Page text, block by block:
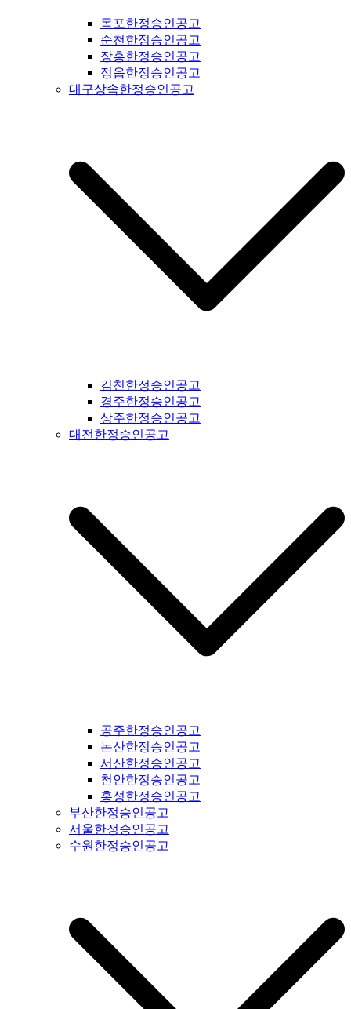
마포구신문공고 #은평구신문공고 #강북구신문공고 #도봉구신
문공고 #노원구신문공고 #중랑구신문공고 #강원도신문공고 #
철원군신문공고 #양구군신문공고 #인제군신문공고 #고성군신
문공고 #속초신문공고 #양양신문공고 #홍천신문공고 #화천신
문공고 #춘천신문공고 #횡성신문공고 #원주신문공고 #평창신
산신문공고 #음성신문공고 #진천신문공고 #증평신문공고 #청
주신문공고 #보은신문공고 #옥천신문공고 #영동신문공고 #오
창신문공고 #충남신문공고 #충청남도신문공고 #태안신문공고
#서산신문공고 #당진신문공고 #홍성신문공고 #예산신문공고 #
아산신문공고 #천안신문공고 #청양신문공고 #안면도신문공고
#보령신문공고 #부여신문공고 #서천신문공고 #논산신문공고 #
계룡신문공고 #공주신문공고 #금산신문공고 #덕산신문공고 #
정안신문공고 #공주신문공고 #안면도신문공고 #대전신문공고
#전라북도신문공고 #전북신문공고 #군산신문공고 #익산신문
공고 #완주신문공고 #김제신문공고 #전주신문공고 #진안신문
신문공고 #담양신문공고 #곡성신문공고 #구례신문공고 #하동
신문공고 #순천신문공고 #여수신문공고 #고흥신문공고 #완도
신문공고 #해남신문공고 #강진신문공고 #장흥신문공고 #영암
신문공고 #광주신문공고 #무안신문공고 #함평신문공고 #신안
상주신문공고 #의성신문공고 #청송신문공고 #영덕신문공고 #
군위신문공고 #김천신문공고 #구미신문공고 #칠곡신문공고 #
성주신문공고 #포항신문공고 #영천신문공고 #경주신문공고 #
경산신문공고 #청도신문공고 #고령신문공고 #대구신문공고 #
울주신문공고 #울산신문공고 #부산신문공고 #기장신문공고 #
거창신문공고 #합천신문공고 #창녕신문공고 #밀양신문공고 #
창원신문공고 #김해신문공고 #의령신문공고 #진주신문공고 #
하동신문공고 #사천신문공고 #고성신문공고 #거제신문공고 #
통영신문공고 #남해신문공고 #서귀포신문공고 #제주도신문공
고 #경기도일간지공고 #연천군일간지공고 #포천시일간지공고
양시일간지공고 #의왕시일간지공고 #과천시일간지공고 #성남
시일간지공고 #경기도광주일간지공고 #광주시일간지공고 #양
평군일간지공고 #여주시일간지공고 #이천시일간지공고 #용인
시일간지공고 #수원시일간지공고 #화성시일간지공고 #오산시
일간지공고 #인천시일간지공고 #평택시일간지공고 #안성시일
간지공고 #평택시일간지공고 #안성시일간지공고 #대부도일간
지공고 #제부도일간지공고 #오이도일간지공고 #서울일간지공
고 #서울시일간지공고 #강서구일간지공고 #양천구일간지공고
대문구일간지공고 #중구일간지공고 #마포구일간지공고 #은평
구일간지공고 #강북구일간지공고 #도봉구일간지공고 #노원구
일간지공고 #중랑구일간지공고 #강원도일간지공고 #철원군일
간지공고 #양구군일간지공고 #인제군일간지공고 #고성군일간
지공고 #속초시일간지공고 #양양군일간지공고 #홍천군일간지
공고 #화천군일간지공고 #춘천시일간지공고 #횡성군일간지공
목포한정승인공고
순천한정승인공고
장흥한정승인공고
정읍한정승인공고
대구상속한정승인공고
김천한정승인공고
경주한정승인공고
상주한정승인공고
대전한정승인공고
공주한정승인공고
논산한정승인공고
서산한정승인공고
천안한정승인공고
홍성한정승인공고
부산한정승인공고
서울한정승인공고
수원한정승인공고